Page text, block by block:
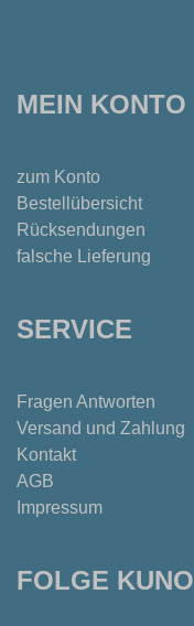
MEIN KONTO
zum Konto
Bestellübersicht
Rücksendungen
falsche Lieferung
SERVICE
Fragen Antworten
Versand und Zahlung
Kontakt
AGB
Impressum
FOLGE KUNO